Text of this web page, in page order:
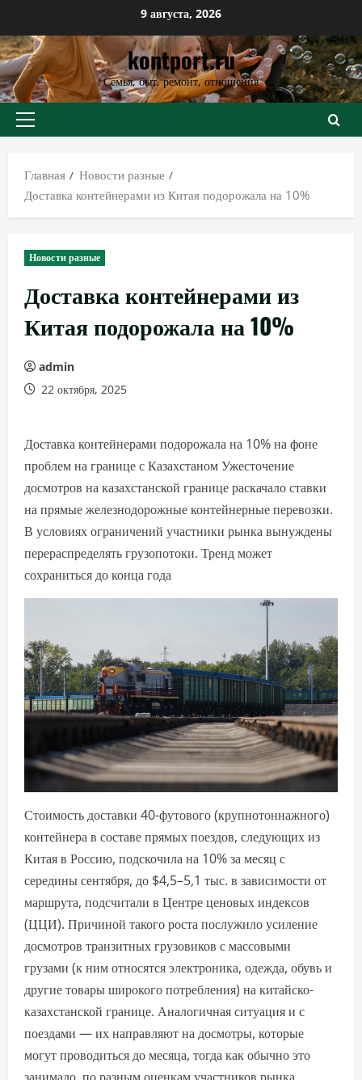
к
содержимому
9 августа, 2026
kontport.ru
Семья, быт, ремонт, отношения
Основное
Главная
Новости разные
Доставка контейнерами из Китая подорожала на 10%
Новости разные
Доставка контейнерами из
Китая подорожала на 10%
admin
22 октября, 2025
Доставка контейнерами подорожала на 10% на фоне
проблем на границе с Казахстаном Ужесточение
досмотров на казахстанской границе раскачало ставки
на прямые железнодорожные контейнерные перевозки.
В условиях ограничений участники рынка вынуждены
перераспределять грузопотоки. Тренд может
сохраниться до конца года
Стоимость доставки 40-футового (крупнотоннажного)
контейнера в составе прямых поездов, следующих из
Китая в Россию, подскочила на 10% за месяц с
середины сентября, до $4,5–5,1 тыс. в зависимости от
маршрута, подсчитали в Центре ценовых индексов
(ЦЦИ). Причиной такого роста послужило усиление
досмотров транзитных грузовиков с массовыми
грузами (к ним относятся электроника, одежда, обувь и
другие товары широкого потребления) на китайско-
казахстанской границе. Аналогичная ситуация и с
поездами — их направляют на досмотры, которые
могут проводиться до месяца, тогда как обычно это